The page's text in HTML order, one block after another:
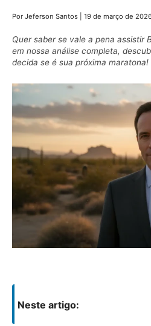
Por Jeferson Santos 19 de março de
Quer saber se vale a pena assistir
em nossa análise completa,
decida se é sua próxima maratona!
Neste artigo: